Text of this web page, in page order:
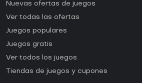
Nuevas ofertas de juegos
Ver todas las ofertas
Juegos populares
Juegos gratis
Ver todos los juegos
Tiendas de juegos y cupones